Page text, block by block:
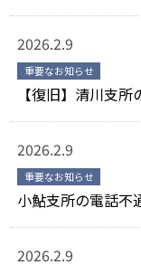
2026.2.9
重要なお知らせ
【復旧】清川支
2026.2.9
重要なお知らせ
小鮎支所の電話不
2026.2.9